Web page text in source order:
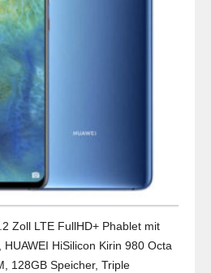
Zoll LTE FullHD+ Phablet mit
HiSilicon Kirin 980 Octa
128GB Speicher, Triple